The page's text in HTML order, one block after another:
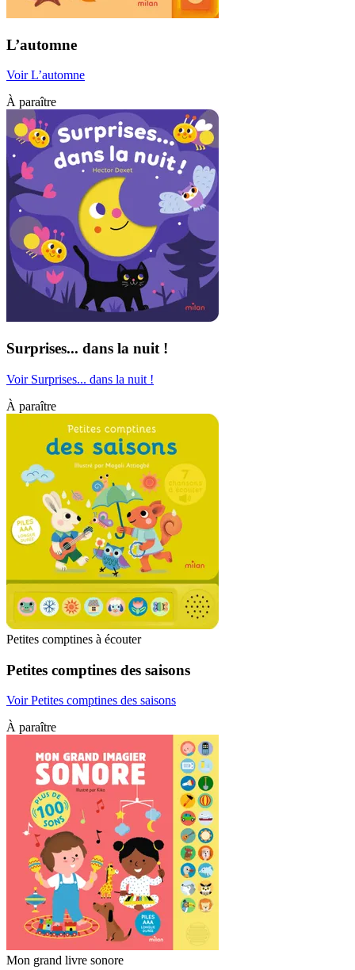
L’automne
Voir L’automne
À paraître
Surprises... dans la nuit !
Voir Surprises... dans la nuit !
À paraître
Petites comptines à écouter
Petites comptines des saisons
Voir Petites comptines des saisons
À paraître
Mon grand livre sonore